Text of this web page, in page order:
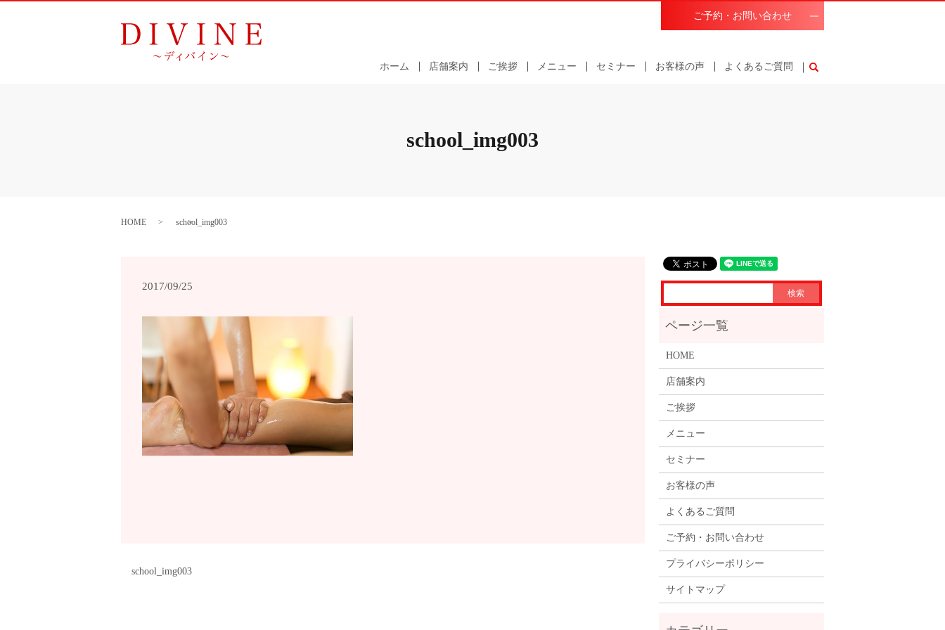
ホーム 店舗案内 ご挨拶 メニュー セミナー お客様の声 よくあるご質問 search
ご予約・お問い合わせ
school_img003
HOME school_img003
2017/09/25
school_img003
HOME
店舗案内
ご挨拶
メニュー
セミナー
お客様の声
よくあるご質問
ご予約・お問い合わせ
プライバシーポリシー
サイトマップ